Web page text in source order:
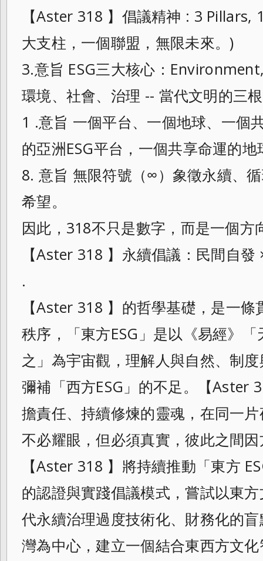
【Aster 318 】倡議精神 : 3
大支柱，一個聯盟，無限未來。)
3.意旨 ESG三大核心：
環境、社會、治理 -- 當代文明的三
1 .意旨 一個平台、一個地球、一個
的亞洲ESG平台，一個共享命運的地
8. 意旨 無限符號（∞）象徵永續、
希望。
因此，318不只是數字，而是一個方
【Aster 318 】永續倡議：民間自
.
【Aster 318 】的哲學基礎，是一
秩序，「東方ESG」是以《易經》
之」為宇宙觀，理解人與自然、制
彌補「西方ESG」的不足。【Aster
擔責任、持續修煉的靈魂，在同一
不必耀眼，但必須真實，彼此之間
【Aster 318 】將持續推動「東方
的認證與實踐倡議模式，嘗試以東
代永續治理過度技術化、財務化的
灣為中心，建立一個結合東西方文